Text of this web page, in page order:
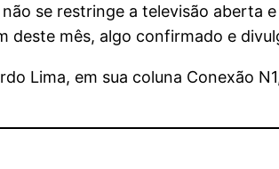
se restringe a televisão aberta
deste mês, algo confirmado e
Lima, em sua coluna Conexão